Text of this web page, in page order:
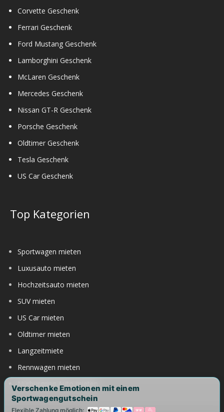
Corvette Geschenk
Ferrari Geschenk
Ford Mustang Geschenk
Lamborghini Geschenk
McLaren Geschenk
Mercedes Geschenk
Nissan GT-R Geschenk
Porsche Geschenk
Oldtimer Geschenk
Tesla Geschenk
US Car Geschenk
Top Kategorien
Sportwagen mieten
Luxusauto mieten
Hochzeitsauto mieten
SUV mieten
US Car mieten
Oldtimer mieten
Langzeitmiete
Rennwagen mieten
Nürburgring Auto mieten
Verschenke Emotionen mit einem
Sportwagengutschein
Flexible Zahlung möglich: